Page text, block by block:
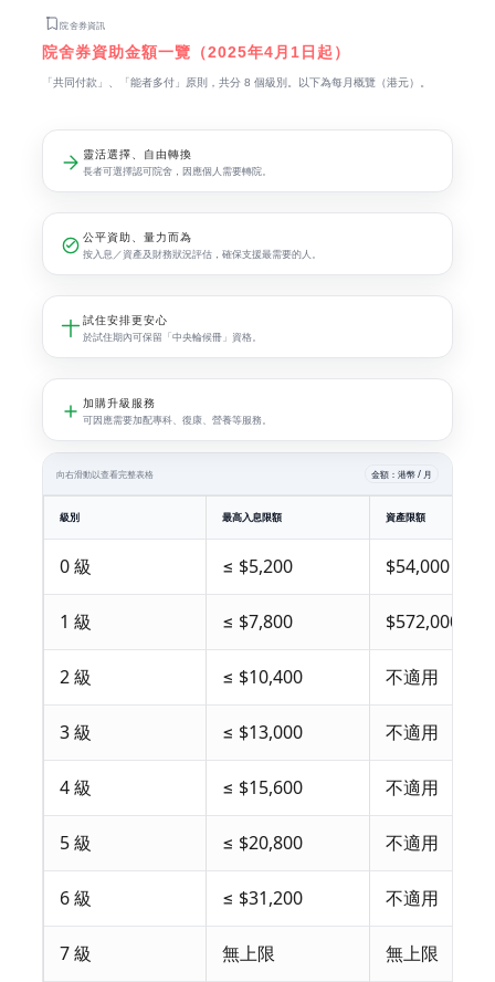
院舍券資訊
院舍券資助金額一覽（2025年4月1日起）
「共同付款」、「能者多付」原則，共分 8 個級別。以下為每月概覽（港元）。
靈活選擇、自由轉換
長者可選擇認可院舍，因應個人需要轉院。
公平資助、量力而為
按入息／資產及財務狀況評估，確保支援最需要的人。
試住安排更安心
於試住期內可保留「中央輪候冊」資格。
加購升級服務
可因應需要加配專科、復康、營養等服務。
向右滑動以查看完整表格 金額：港幣 / 月
級別 最高入息限額 資產限額
0 級 ≤ $5,200 $54,000
1 級 ≤ $7,800 $572,000
2 級 ≤ $10,400 不適用
3 級 ≤ $13,000 不適用
4 級 ≤ $15,600 不適用
5 級 ≤ $20,800 不適用
6 級 ≤ $31,200 不適用
7 級 無上限 無上限